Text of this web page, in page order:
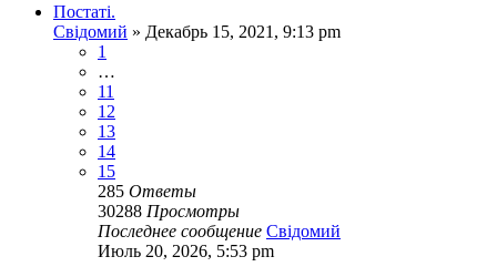
Постаті.
Свідомий » Декабрь 15, 2021, 9:13 pm
1
…
11
12
13
14
15
285 Ответы
30288 Просмотры
Последнее сообщение Свідомий
Июль 20, 2026, 5:53 pm